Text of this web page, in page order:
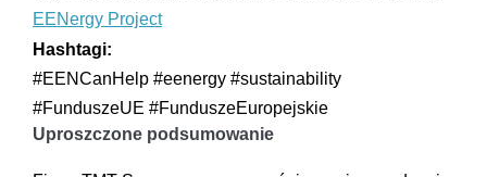
EENergy Project
Hashtagi:
#EENCanHelp #eenergy #sustainability
#FunduszeUE #FunduszeEuropejskie
Uproszczone podsumowanie